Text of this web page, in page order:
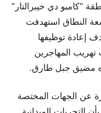
“كامبو دي خيبرالتار”
النطاق استهدفت
إعادة توظيفها
المهاجرين
مضيق جبل طارق.
عن الجهات المختصة